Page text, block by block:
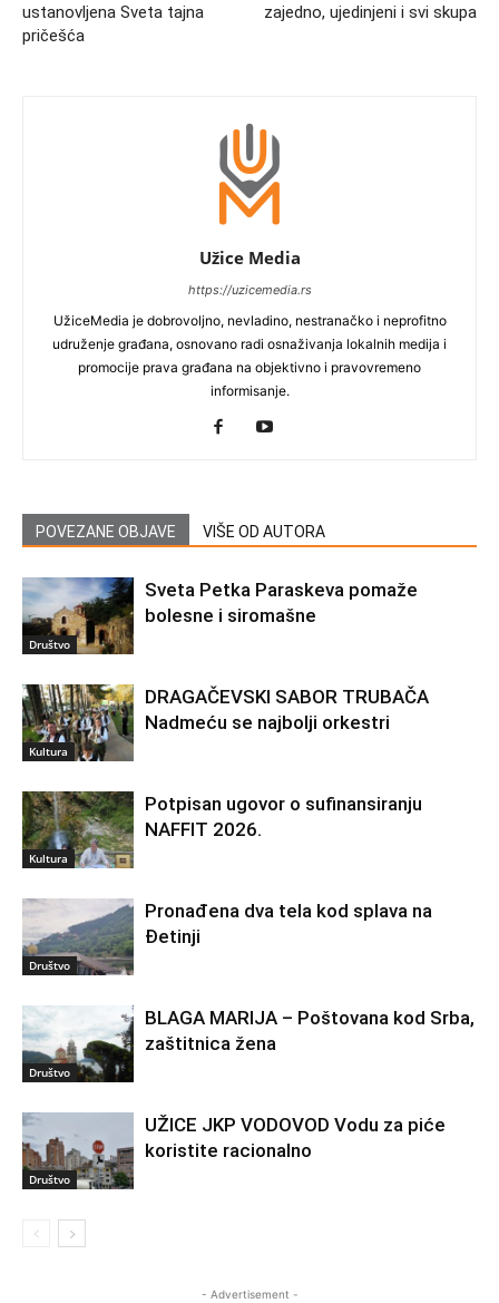
ustanovljena Sveta tajna
pričešća
zajedno, ujedinjeni i svi skupa
Užice Media
https://uzicemedia.rs
UžiceMedia je dobrovoljno, nevladino, nestranačko i neprofitno
udruženje građana, osnovano radi osnaživanja lokalnih medija i
promocije prava građana na objektivno i pravovremeno
informisanje.
POVEZANE OBJAVE VIŠE OD AUTORA
Društvo
Sveta Petka Paraskeva pomaže
bolesne i siromašne
Kultura
DRAGAČEVSKI SABOR TRUBAČA
Nadmeću se najbolji orkestri
Kultura
Potpisan ugovor o sufinansiranju
NAFFIT 2026.
Društvo
Pronađena dva tela kod splava na
Đetinji
Društvo
BLAGA MARIJA – Poštovana kod Srba,
zaštitnica žena
Društvo
UŽICE JKP VODOVOD Vodu za piće
koristite racionalno
- Advertisement -